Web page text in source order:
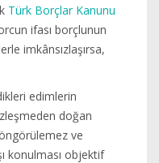
Türk Borçlar Kanunu
ifası borçlunun
imkânsızlaşırsa,
edimlerin
doğan
ve
konulması objektif